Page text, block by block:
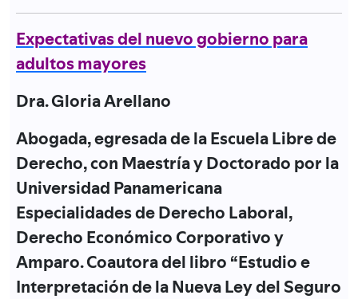
Expectativas del nuevo gobierno para
adultos mayores
Dra. Gloria Arellano
Abogada, egresada de la Escuela Libre de
Derecho, con Maestría y Doctorado por la
Universidad Panamericana
Especialidades de Derecho Laboral,
Derecho Económico Corporativo y
Amparo. Coautora del libro “Estudio e
Interpretación de la Nueva Ley del Seguro